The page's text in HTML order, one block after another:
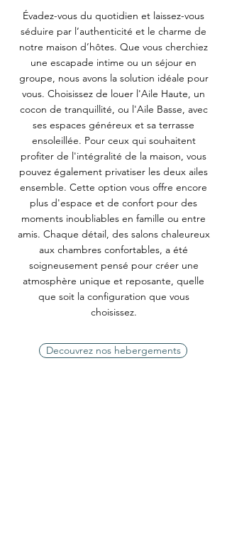
Évadez-vous du quotidien et laissez-vous
séduire par l’authenticité et le charme de
notre maison d’hôtes. Que vous cherchiez
une escapade intime ou un séjour en
groupe, nous avons la solution idéale pour
vous. Choisissez de louer l'Aile Haute, un
cocon de tranquillité, ou l'Aile Basse, avec
ses espaces généreux et sa terrasse
ensoleillée. Pour ceux qui souhaitent
profiter de l'intégralité de la maison, vous
pouvez également privatiser les deux ailes
ensemble. Cette option vous offre encore
plus d'espace et de confort pour des
moments inoubliables en famille ou entre
amis. Chaque détail, des salons chaleureux
aux chambres confortables, a été
soigneusement pensé pour créer une
atmosphère unique et reposante, quelle
que soit la configuration que vous
choisissez.
Decouvrez nos hebergements